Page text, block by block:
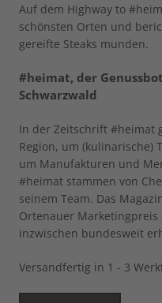
Auf dem Highway to
schönsten Orten und
gereifte Steaks munden.
#heimat, der
Schwarzwald
In der Zeitschrift #heimat
Region, um (kulinarische)
um Manufakturen und
#heimat stammen von
seinem Team. Das
Ortenauer
inzwischen bundesweit
Versandfertig in 1 - 3